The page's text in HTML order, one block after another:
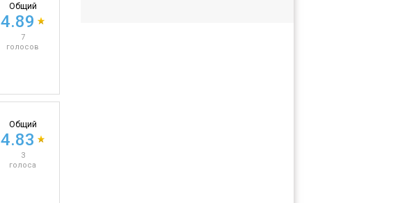
Общий
4.89
7
голосов
Общий
4.83
3
голоса